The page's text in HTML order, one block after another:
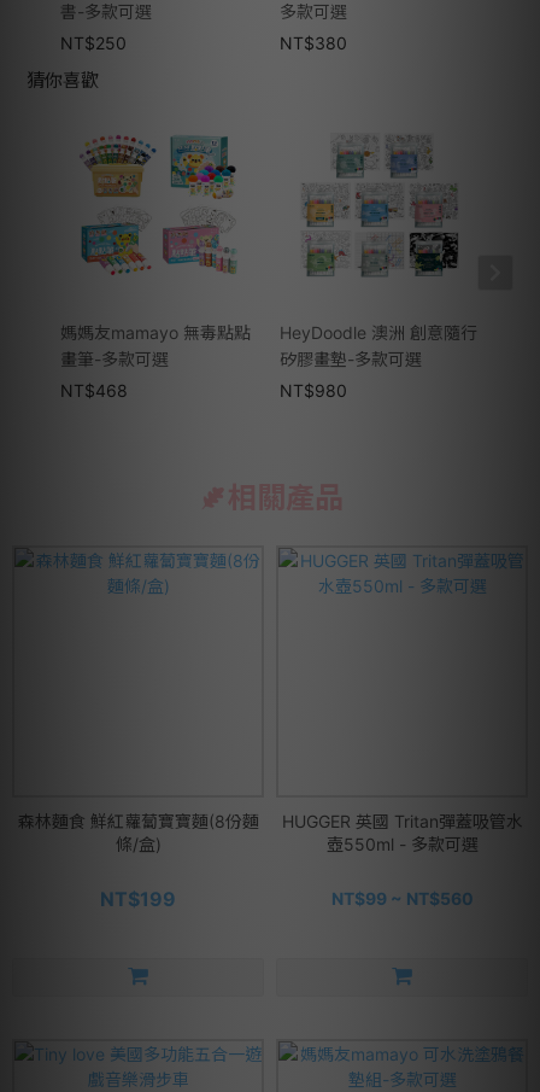
書-多款可選
NT$250
多款可選
NT$380
猜你喜歡
媽媽友mamayo 無毒點點
畫筆-多款可選
NT$468
HeyDoodle 澳洲 創意隨行
矽膠畫墊-多款可選
NT$980
相關產品
森林麵食 鮮紅蘿蔔寶寶麵(8份麵
條/盒)
NT$199
HUGGER 英國 Tritan彈蓋吸管水
壺550ml - 多款可選
NT$99 ~ NT$560